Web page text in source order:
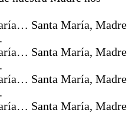
Santa María, Madre
Santa María, Madre
Santa María, Madre
Santa María, Madre